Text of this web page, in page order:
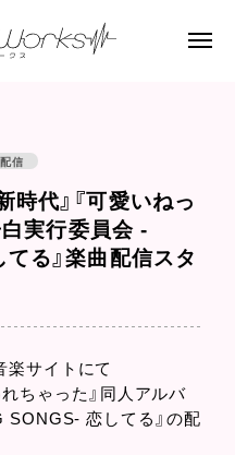
信
代』『可愛いねっ
白実行委員会 -
る』楽曲配信スタ
楽サイトにて
れちゃった』同人アルバ
SONGS- 恋してる』の配